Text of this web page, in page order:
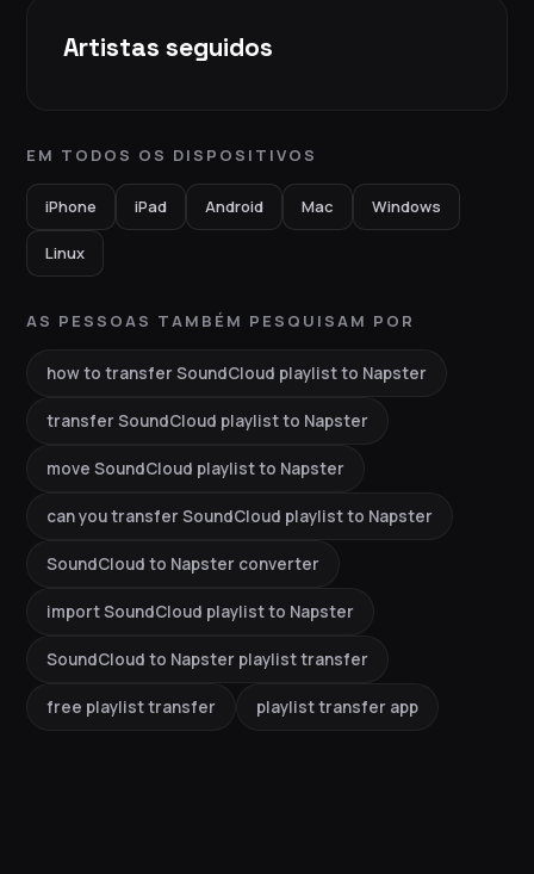
Artistas seguidos
EM TODOS OS DISPOSITIVOS
iPhone iPad Android Mac Windows
Linux
AS PESSOAS TAMBÉM PESQUISAM POR
how to transfer SoundCloud playlist to Napster
transfer SoundCloud playlist to Napster
move SoundCloud playlist to Napster
can you transfer SoundCloud playlist to Napster
SoundCloud to Napster converter
import SoundCloud playlist to Napster
SoundCloud to Napster playlist transfer
free playlist transfer playlist transfer app